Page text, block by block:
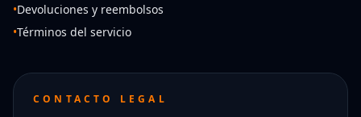
•Devoluciones y reembolsos
•Términos del servicio
CONTACTO LEGAL